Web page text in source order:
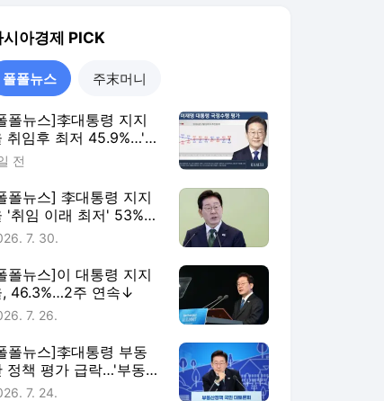
시아경제 PICK
폴폴뉴스 주末머니
폴뉴스]李대통령 지지
취임후 최저 45.9%…'부
평가, 긍정평가 앞서'
전
폴뉴스] 李대통령 지지
'취임 이래 최저' 53%…
40%·국힘 21%
7. 30.
폴뉴스]이 대통령 지지
, 46.3%…2주 연속↓
7. 26.
폴뉴스]李대통령 부동
정책 평가 급락…'부동산
책 잘한다' 3월 51%→ 7
7. 24.